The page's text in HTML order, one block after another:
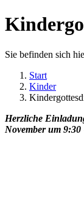
Sie befinden sich
Start
Kinder
Herzliche
November um